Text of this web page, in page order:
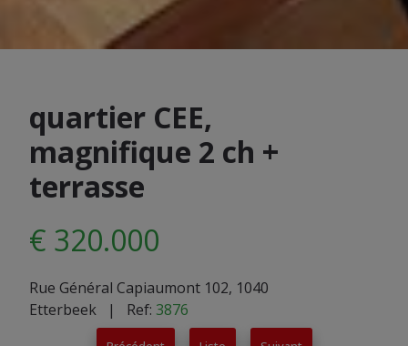
quartier CEE,
magnifique 2 ch +
terrasse
€ 320.000
Rue Général Capiaumont 102, 1040
Etterbeek | Ref: 3876